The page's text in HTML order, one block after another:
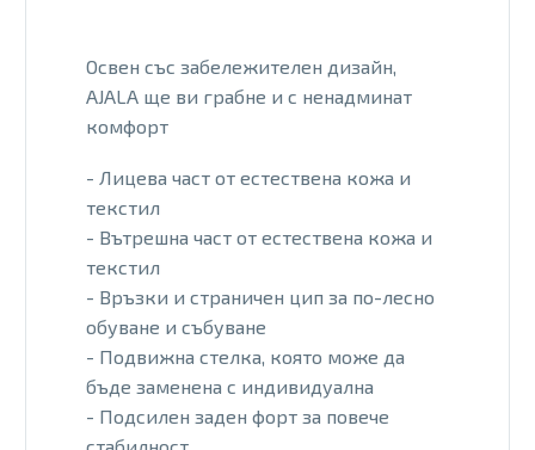
Oсвен със забележителен дизайн,
AJALA ще ви грабне и с ненадминат
комфорт
- Лицева част от естествена кожа и
текстил
- Вътрешна част от естествена кожа и
текстил
- Връзки и страничен цип за по-лесно
обуване и събуване
- Подвижна стелка, която може да
бъде заменена с индивидуална
- Подсилен заден форт за повече
стабилност